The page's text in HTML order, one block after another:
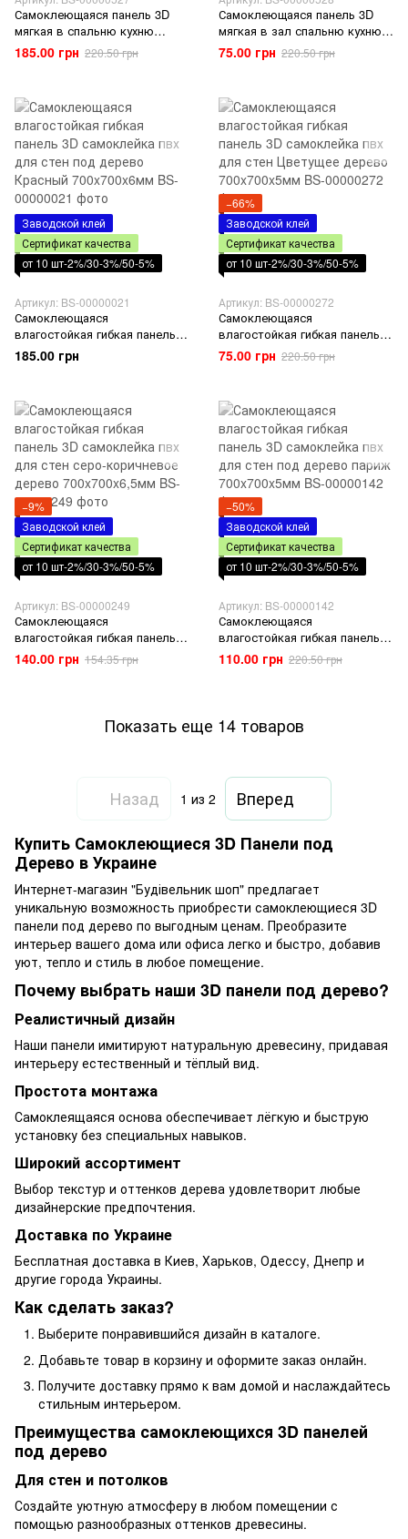
Самоклеющаяся панель 3D
мягкая в спальню кухню
ванную туалет клеющаяся
Нежно-розовое дерево
185.00 грн 220.50 грн
Самоклеющаяся панель 3D
мягкая в зал спальню кухню
ванную туалет клеющаяся
Палитра дерево 700x700x4мм
75.00 грн 220.50 грн
Заводской клей
Сертификат качества
от 10 шт-2%/30-3%/50-5%
Артикул: BS-00000021
Самоклеющаяся
влагостойкая гибкая панель
3D самоклейка пвх для стен
под дерево Красный
185.00 грн
−66%
Заводской клей
Сертификат качества
от 10 шт-2%/30-3%/50-5%
Артикул: BS-00000272
Самоклеющаяся
влагостойкая гибкая панель
3D самоклейка пвх для стен
Цветущее дерево
75.00 грн 220.50 грн
−9%
Заводской клей
Сертификат качества
от 10 шт-2%/30-3%/50-5%
Артикул: BS-00000249
Самоклеющаяся
влагостойкая гибкая панель
3D самоклейка пвх для стен
серо-коричневое дерево
140.00 грн 154.35 грн
−50%
Заводской клей
Сертификат качества
от 10 шт-2%/30-3%/50-5%
Артикул: BS-00000142
Самоклеющаяся
влагостойкая гибкая панель
3D самоклейка пвх для стен
под дерево париж
110.00 грн 220.50 грн
Показать еще 14 товаров
Назад 1 из 2
Вперед
Купить Самоклеющиеся 3D Панели под
Дерево в Украине
Интернет-магазин "Будівельник шоп" предлагает
уникальную возможность приобрести самоклеющиеся 3D
панели под дерево по выгодным ценам. Преобразите
интерьер вашего дома или офиса легко и быстро, добавив
уют, тепло и стиль в любое помещение.
Почему выбрать наши 3D панели под дерево?
Реалистичный дизайн
Наши панели имитируют натуральную древесину, придавая
интерьеру естественный и тёплый вид.
Простота монтажа
Самоклеящаяся основа обеспечивает лёгкую и быструю
установку без специальных навыков.
Широкий ассортимент
Выбор текстур и оттенков дерева удовлетворит любые
дизайнерские предпочтения.
Доставка по Украине
Бесплатная доставка в Киев, Харьков, Одессу, Днепр и
другие города Украины.
Как сделать заказ?
Выберите понравившийся дизайн в каталоге.
Добавьте товар в корзину и оформите заказ онлайн.
Получите доставку прямо к вам домой и наслаждайтесь
стильным интерьером.
Преимущества самоклеющихся 3D панелей
под дерево
Для стен и потолков
Создайте уютную атмосферу в любом помещении с
помощью разнообразных оттенков древесины.